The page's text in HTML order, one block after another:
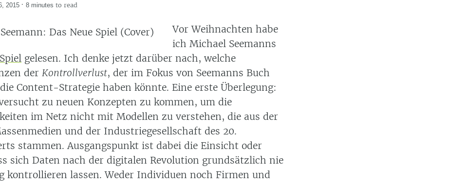
2015 · 8 minutes to read
Vor Weihnachten habe
ich Michael Seemanns
gelesen. Ich denke jetzt darüber nach, welche
der Kontrollverlust, der im Fokus von Seemanns Buch
Content-Strategie haben könnte. Eine erste Überlegung:
zu neuen Konzepten zu kommen, um die
im Netz nicht mit Modellen zu verstehen, die aus der
und der Industriegesellschaft des 20.
stammen. Ausgangspunkt ist dabei die Einsicht oder
sich Daten nach der digitalen Revolution grundsätzlich nie
kontrollieren lassen. Weder Individuen noch Firmen und